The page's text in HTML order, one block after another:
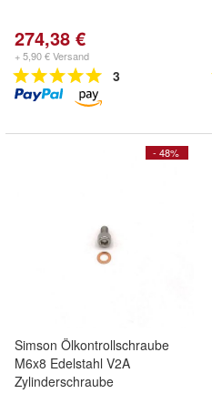
274,38 €
+ 5,90 € Versand
3
- 48%
Simson Ölkontrollschraube
M6x8 Edelstahl V2A
Zylinderschraube